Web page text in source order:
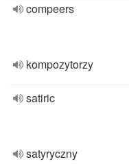
compeers
kompozytorzy
satiric
satyryczny